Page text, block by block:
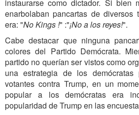
instaurarse como dictador. Si bien
enarbolaban pancartas de diversos
era: "No Kings!" :"¡No a los reyes!".
Cabe destacar que ninguna
colores del Partido Demócrata.
partido no querían ser vistos como
una estrategia de los
votantes contra Trump, en un
popular a los demócratas era
popularidad de Trump en las